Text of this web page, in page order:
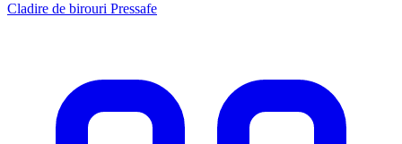
Cladire de birouri Pressafe